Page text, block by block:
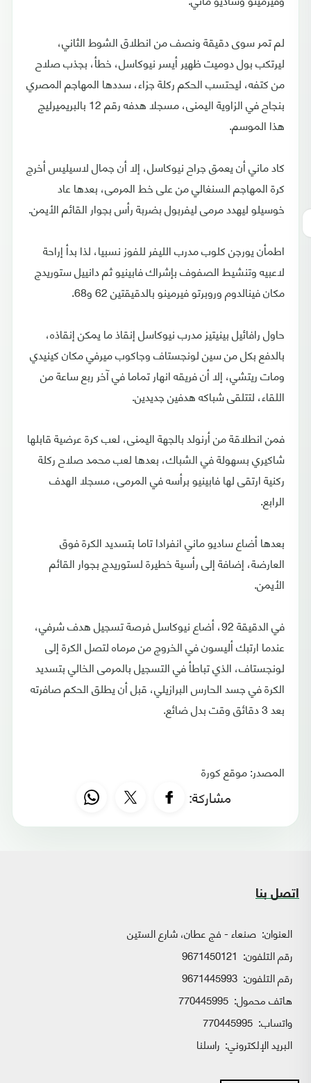
لم تمر سوى دقيقة ونصف من انطلاق الشوط الثاني،
ليرتكب بول دوميت ظهير أيسر نيوكاسل، خطأ، بجذب صلاح
من كتفه، ليحتسب الحكم ركلة جزاء، سددها المهاجم المصري
بنجاح في الزاوية اليمنى، مسجلا هدفه رقم 12 بالبريميرليج
هذا الموسم.
كاد ماني أن يعمق جراح نيوكاسل، إلا أن جمال لاسيليس أخرج
كرة المهاجم السنغالي من على خط المرمى، بعدها عاد
خوسيلو ليهدد مرمى ليفربول بضربة رأس بجوار القائم الأيمن.
اطمأن يورجن كلوب مدرب الليفر للفوز نسبيا، لذا بدأ إراحة
لاعبيه وتنشيط الصفوف بإشراك فابينيو ثم دانييل ستوريدج
مكان فينالدوم وروبرتو فيرمينو بالدقيقتين 62 و68.
حاول رافائيل بينيتيز مدرب نيوكاسل إنقاذ ما يمكن إنقاذه،
بالدفع بكل من سين لونجستاف وجاكوب ميرفي مكان كينيدي
ومات ريتشي، إلا أن فريقه انهار تماما في آخر ربع ساعة من
اللقاء، لتتلقى شباكه هدفين جديدين.
فمن انطلاقة من أرنولد بالجهة اليمنى، لعب كرة عرضية قابلها
شاكيري بسهولة في الشباك، بعدها لعب محمد صلاح ركلة
ركنية ارتقى لها فابينيو برأسه في المرمى، مسجلا الهدف
الرابع.
بعدها أضاع ساديو ماني انفرادا تاما بتسديد الكرة فوق
العارضة، إضافة إلى رأسية خطيرة لستوريدج بجوار القائم
الأيمن.
في الدقيقة 92، أضاع نيوكاسل فرصة تسجيل هدف شرفي،
عندما ارتبك أليسون في الخروج من مرماه لتصل الكرة إلى
لونجستاف، الذي تباطأ في التسجيل بالمرمى الخالي بتسديد
الكرة في جسد الحارس البرازيلي، قبل أن يطلق الحكم صافرته
بعد 3 دقائق وقت بدل ضائع.
المصدر: موقع كورة
مشاركة:
اتصل بنا
العنوان: صنعاء - فج عطان، شارع الستين
رقم التلفون: 9671450121
رقم التلفون: 9671445993
هاتف محمول: 770445995
واتساب:
البريد الإلكتروني: راسلنا